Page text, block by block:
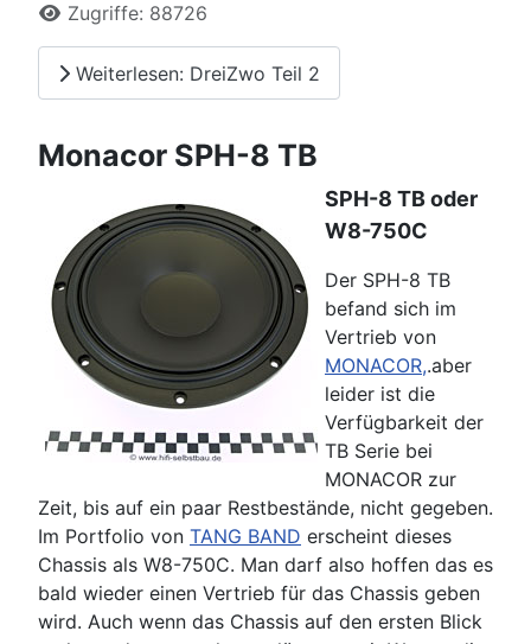
Zugriffe: 88726
Weiterlesen: DreiZwo Teil 2
Monacor SPH-8 TB
SPH-8 TB oder
W8-750C
Der SPH-8 TB
befand sich im
Vertrieb von
MONACOR,.aber
leider ist die
Verfügbarkeit der
TB Serie bei
MONACOR zur
Zeit, bis auf ein paar Restbestände, nicht gegeben.
Im Portfolio von TANG BAND erscheint dieses
Chassis als W8-750C. Man darf also hoffen das es
bald wieder einen Vertrieb für das Chassis geben
wird. Auch wenn das Chassis auf den ersten Blick